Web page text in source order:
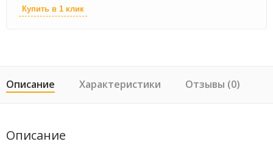
Купить в 1 клик
Описание Характеристики Отзывы (0)
Описание